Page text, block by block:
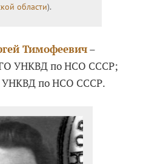
области).
Тимофеевич–
ГО УНКВД по НСО СССР;
УНКВД по НСО СССР.